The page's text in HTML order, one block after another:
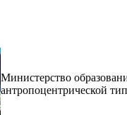
Министерство
антропоцентрической